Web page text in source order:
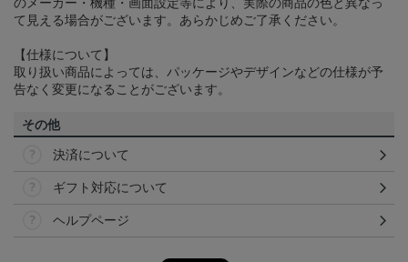
て見える場合がございます。あらかじめご了承ください。
【仕様について】
取り扱い商品によっては、パッケージやデザインなどの仕様が予
告なく変更になることがございます。
その他
決済について
ギフト対応について
ヘルプページ